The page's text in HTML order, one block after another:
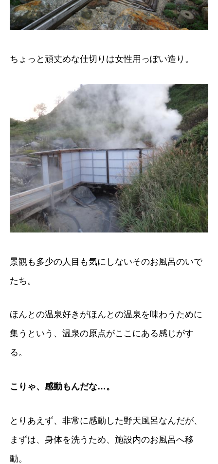
ちょっと頑丈めな仕切りは女性用っぽい造り。
景観も多少の人目も気にしないそのお風呂のいで
たち。
ほんとの温泉好きがほんとの温泉を味わうために
集うという、温泉の原点がここにある感じがす
る。
こりゃ、感動もんだな…。
とりあえず、非常に感動した野天風呂なんだが、
まずは、身体を洗うため、施設内のお風呂へ移
動。